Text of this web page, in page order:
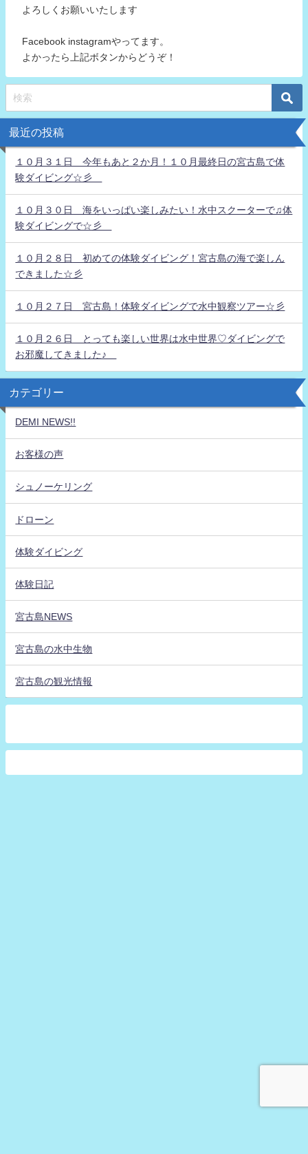
よろしくお願いいたします
Facebook instagramやってます。
よかったら上記ボタンからどうぞ！
最近の投稿
１０月３１日 今年もあと２か月！１０月最終日の宮古島で体
験ダイビング☆彡
１０月３０日 海をいっぱい楽しみたい！水中スクーターで♫体
験ダイビングで☆彡
１０月２８日 初めての体験ダイビング！宮古島の海で楽しん
できました☆彡
１０月２７日 宮古島！体験ダイビングで水中観察ツアー☆彡
１０月２６日 とっても楽しい世界は水中世界♡ダイビングで
お邪魔してきました♪
カテゴリー
DEMI NEWS!!
お客様の声
シュノーケリング
ドローン
体験ダイビング
体験日記
宮古島NEWS
宮古島の水中生物
宮古島の観光情報